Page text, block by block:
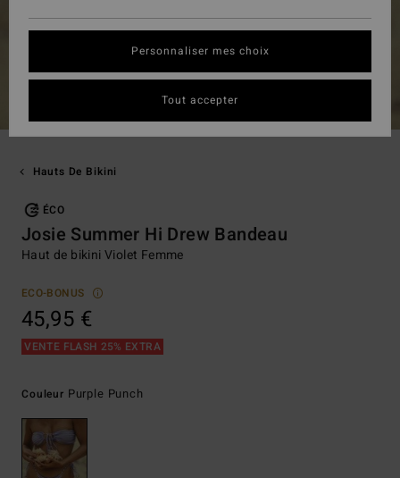
Hauts De Bikini
ÉCO
Josie Summer Hi Drew Bandeau
Haut de bikini Violet Femme
ECO-BONUS
45,95 €
VENTE FLASH 25% EXTRA
Couleur Purple Punch
Personnaliser mes choix
Tout accepter